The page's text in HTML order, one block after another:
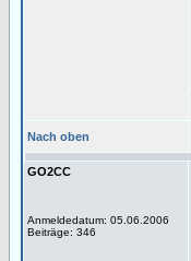
Nach oben
GO2CC
Anmeldedatum: 05.06.2006
Beiträge: 346